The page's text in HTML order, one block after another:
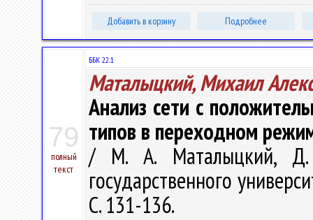
Добавить в корзину Подробнее
79
полный
текст
ББК 22..1
Маталыцкий, Михаил
Анализ сети с
типов в переходном
/ М. А. Маталыцкий, Д.
государственного
С. 131-136.